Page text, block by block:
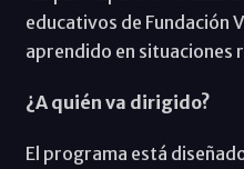
educativos de Fundación
aprendido en situaciones
¿A quién va dirigido?
El programa está